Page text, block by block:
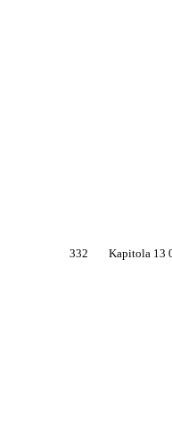
332 Kapitola 13